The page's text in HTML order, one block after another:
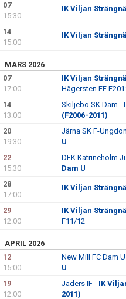
07
15:30
IK Viljan
14
15:00
IK Viljan
MARS 2026
07
17:00
IK Viljan
Hägersten FF
14
13:00
Skiljebo SK Dam -
(F2006-2011)
20
19:30
Järna SK F-
U
22
15:30
DFK Katrineholm
Dam U
28
17:00
IK Viljan
29
12:00
IK Viljan
F11/12
APRIL 2026
12
15:00
New Mill FC Dam
U
19
12:00
Jäders IF - IK
2011)